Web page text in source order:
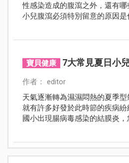
性感染造成的腹瀉之外，還有哪
小兒腹瀉必須特別留意的原因
寶貝健康 7大常見夏日小
作者： editor
天氣逐漸轉為濕濕悶熱的夏季
就有許多好發於此時節的疾病
國小出現腸病毒感染的結膜炎
樂的渡過夏天！